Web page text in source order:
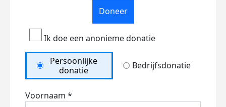
Doneer
Ik doe een anonieme donatie
Persoonlijke
donatie
Bedrijfsdonatie
Voornaam *